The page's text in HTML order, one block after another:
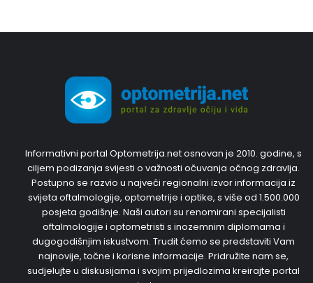
Informativni portal Optometrija.net osnovan je 2010. godine, s
ciljem podizanja svijesti o važnosti očuvanja očnog zdravlja.
Postupno se razvio u najveći regionalni izvor informacija iz
svijeta oftalmologije, optometrije i optike, s više od 1.500.000
posjeta godišnje. Naši autori su renomirani specijalisti
oftalmologije i optometristi s inozemnim diplomama i
dugogodišnjim iskustvom. Trudit ćemo se predstaviti Vam
najnovije, točne i korisne informacije. Pridružite nam se,
sudjelujte u diskusijama i svojim prijedlozima kreirajte portal